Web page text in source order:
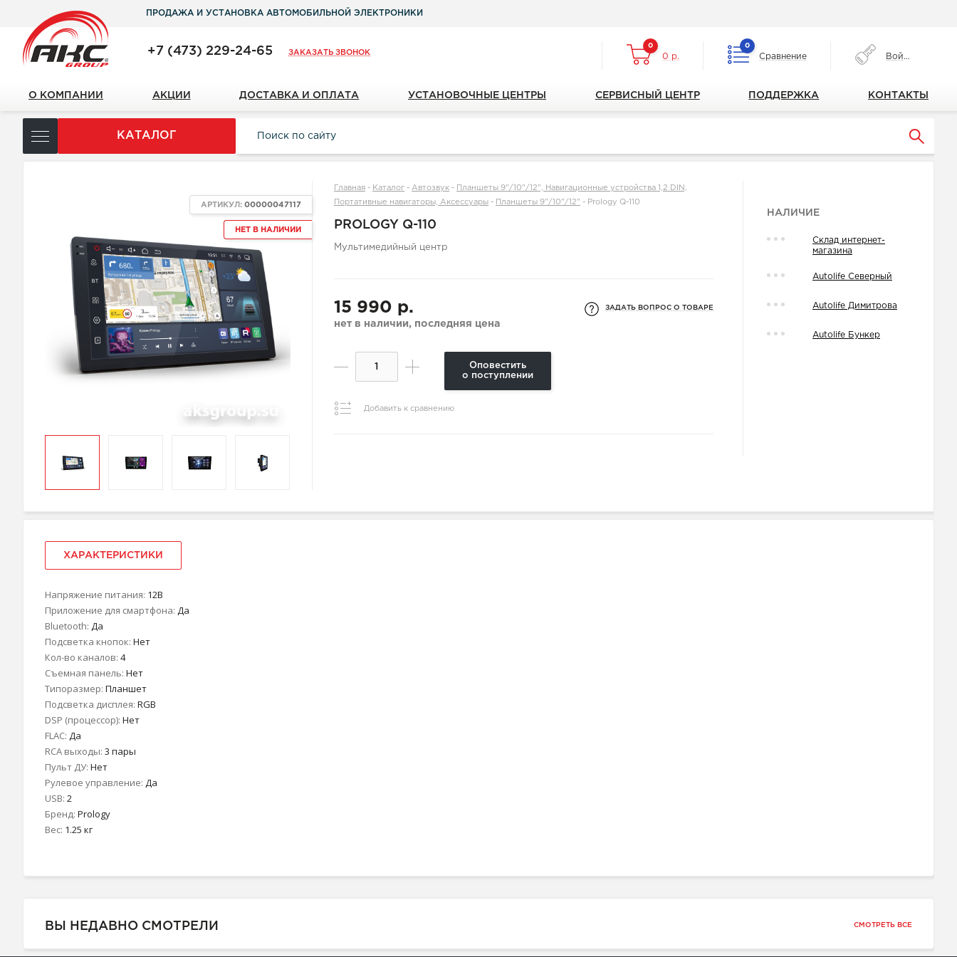
ПРОДАЖА И УСТАНОВКА АВТОМОБИЛЬНОЙ ЭЛЕКТРОНИКИ
+7 (473) 229-24-65 ЗАКАЗАТЬ ЗВОНОК
0
0 р.
0
Сравнение Войти
О КОМПАНИИ АКЦИИ ДОСТАВКА И ОПЛАТА УСТАНОВОЧНЫЕ ЦЕНТРЫ СЕРВИСНЫЙ ЦЕНТР ПОДДЕРЖКА КОНТАКТЫ
КАТАЛОГ
НЕТ В НАЛИЧИИ
АРТИКУЛ:00000047117
Главная - Каталог -Автозвук -
Планшеты 9"/10"/12", Навигационные устройства 1,2 DIN,
Портативные навигаторы, Аксессуары - Планшеты 9"/10"/12" - Prology Q-110
PROLOGY Q-110
Мультимедийный центр
15 990 р.
нет в наличии, последняя цена
ЗАДАТЬ ВОПРОС О ТОВАРЕ
Оповестить
о поступлении
Добавить к сравнению
НАЛИЧИЕ
Склад интернет-
магазина
Autolife Северный
Autolife Димитрова
Autolife Бункер
ХАРАКТЕРИСТИКИ
Напряжение питания: 12В
Приложение для смартфона: Да
Bluetooth: Да
Подсветка кнопок: Нет
Кол-во каналов: 4
Съемная панель: Нет
Типоразмер: Планшет
Подсветка дисплея: RGB
DSP (процессор): Нет
FLAC: Да
RCA выходы: 3 пары
Пульт ДУ: Нет
Рулевое управление: Да
USB: 2
Бренд: Prology
Вес: 1.25 кг
ВЫ НЕДАВНО СМОТРЕЛИ СМОТРЕТЬ ВСЕ